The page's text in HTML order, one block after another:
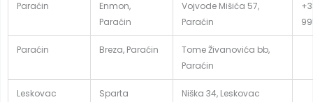
Paraćin
Enmon,
Paraćin
Vojvode Mišića 57,
Paraćin
Paraćin Breza, Paraćin
Tome Živanovića bb,
Paraćin
Leskovac
Sparta
Niška 34, Leskovac